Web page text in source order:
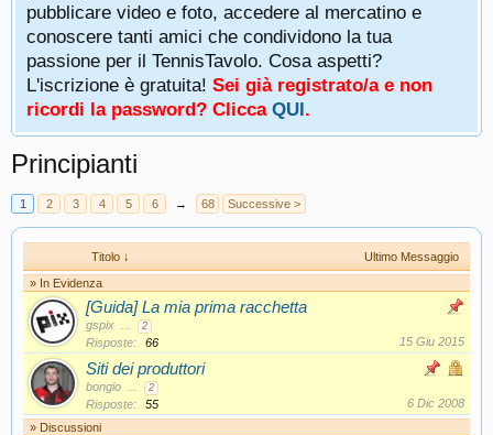
pubblicare video e foto, accedere al mercatino e
conoscere tanti amici che condividono la tua
passione per il TennisTavolo. Cosa aspetti?
L'iscrizione è gratuita! Sei già registrato/a e non
ricordi la password? Clicca QUI.
Principianti
1 2 3 4 5 6 → 68 Successive >
Titolo ↓
Ultimo Messaggio
» In Evidenza
[Guida] La mia prima racchetta
gspix ... 2
Risposte: 66 15 Giu 2015
Siti dei produttori
bongio ... 2
Risposte: 55
6 Dic 2008
» Discussioni